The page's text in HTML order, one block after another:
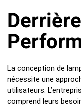
La conception de
nécessite une
utilisateurs.
comprend leurs